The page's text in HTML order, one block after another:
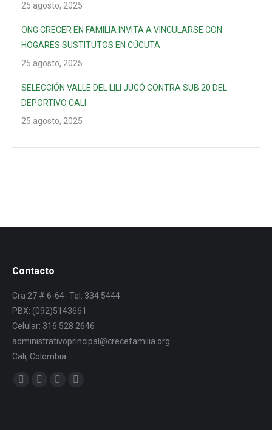
25 agosto, 2025
ONG CRECER EN FAMILIA INVITA A VINCULARSE CON
HOGARES SUSTITUTOS EN CÚCUTA
25 agosto, 2025
SELECCIÓN VALLE DEL LILI JUGÓ CONTRA SUB 20 DEL
DEPORTIVO CALI
25 agosto, 2025
Contacto
Cra 27 # 6-64- Tel: 334 5444
PBX: (092)5143661
Celular: 316 528 2646
administrativoprincipal@crecefamilia.org
Cali, Colombia
Find us on: